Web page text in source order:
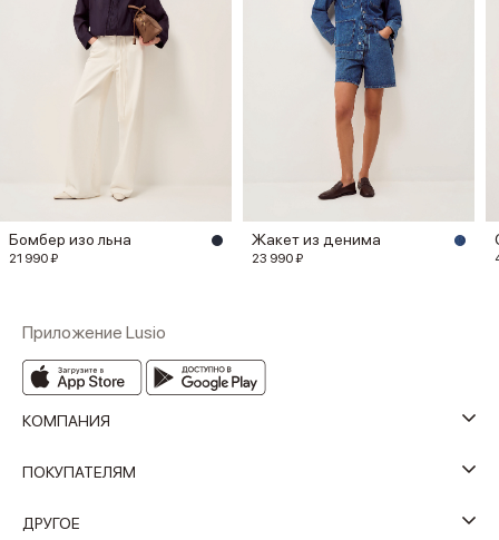
Бомбер изо льна
21 990 ₽
Жакет из денима
23 990 ₽
Приложение Lusio
КОМПАНИЯ
ПОКУПАТЕЛЯМ
ДРУГОЕ